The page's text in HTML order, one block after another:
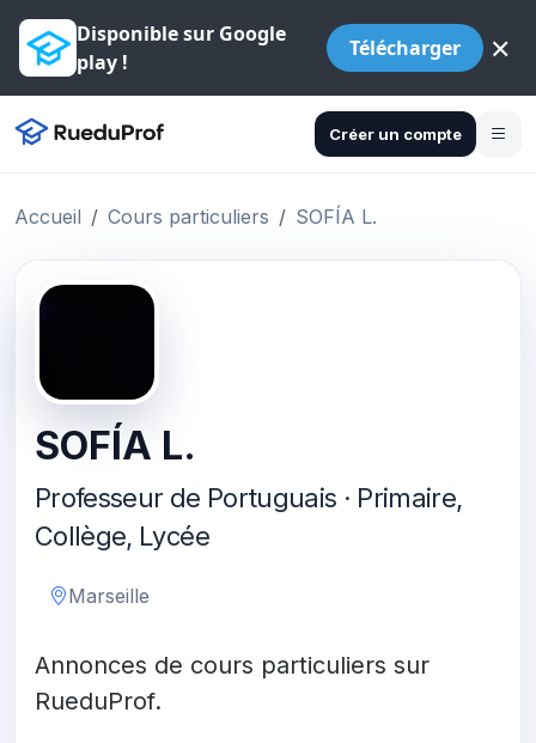
Disponible sur Google
play !
Télécharger ×
Créer un compte
Accueil Cours particuliers SOFÍA L.
SOFÍA L.
Professeur de Portuguais · Primaire,
Collège, Lycée
Marseille
Annonces de cours particuliers sur
RueduProf.